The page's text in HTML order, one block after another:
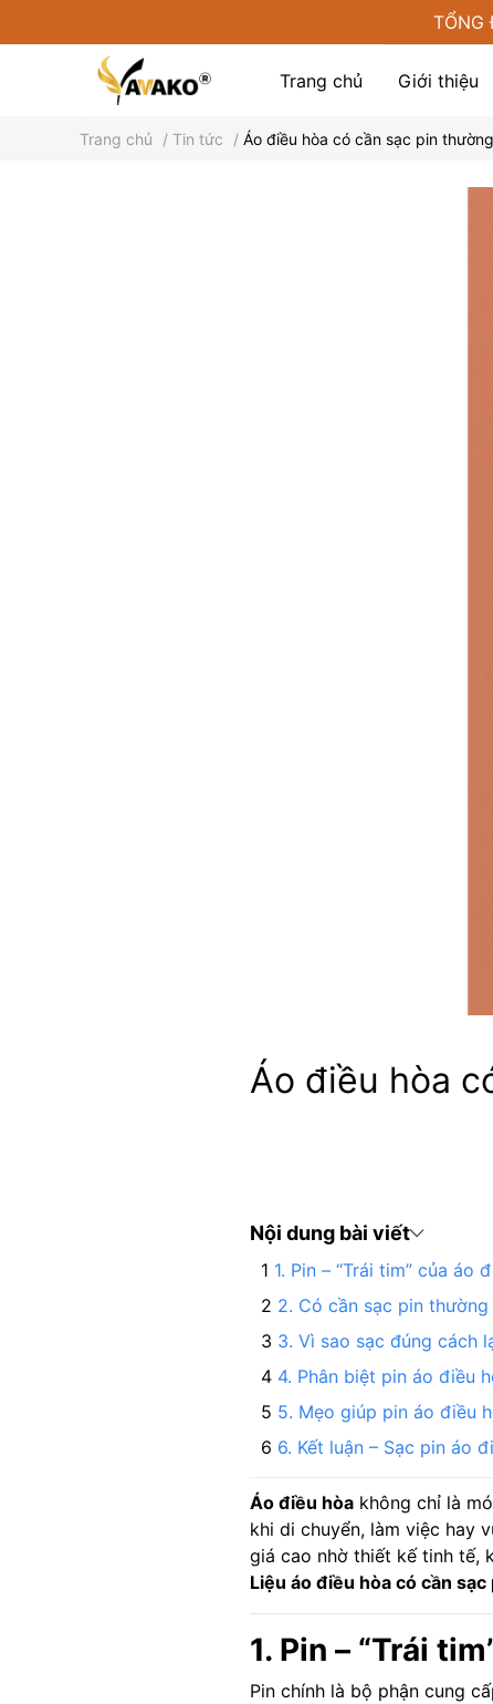
TỔNG
Trang chủ Giới thiệu
Phụ kiện tại Yamako
Trang chủ / Tin tức / Áo điều hòa có cần sạc pin
Áo điều hòa
Nội dung bài viết
1. Pin – “Trái tim” của áo
2. Có cần sạc pin thường
3. Vì sao sạc đúng cách
4. Phân biệt pin áo điều
5. Mẹo giúp pin áo điều
6. Kết luận – Sạc pin áo
Áo điều hòakhông chỉ là
khi di chuyển, làm việc hay
giá cao nhờ thiết kế tinh tế,
Liệu áo điều hòa có cần
1. Pin – “Trái
Pin chính là bộ phận cung